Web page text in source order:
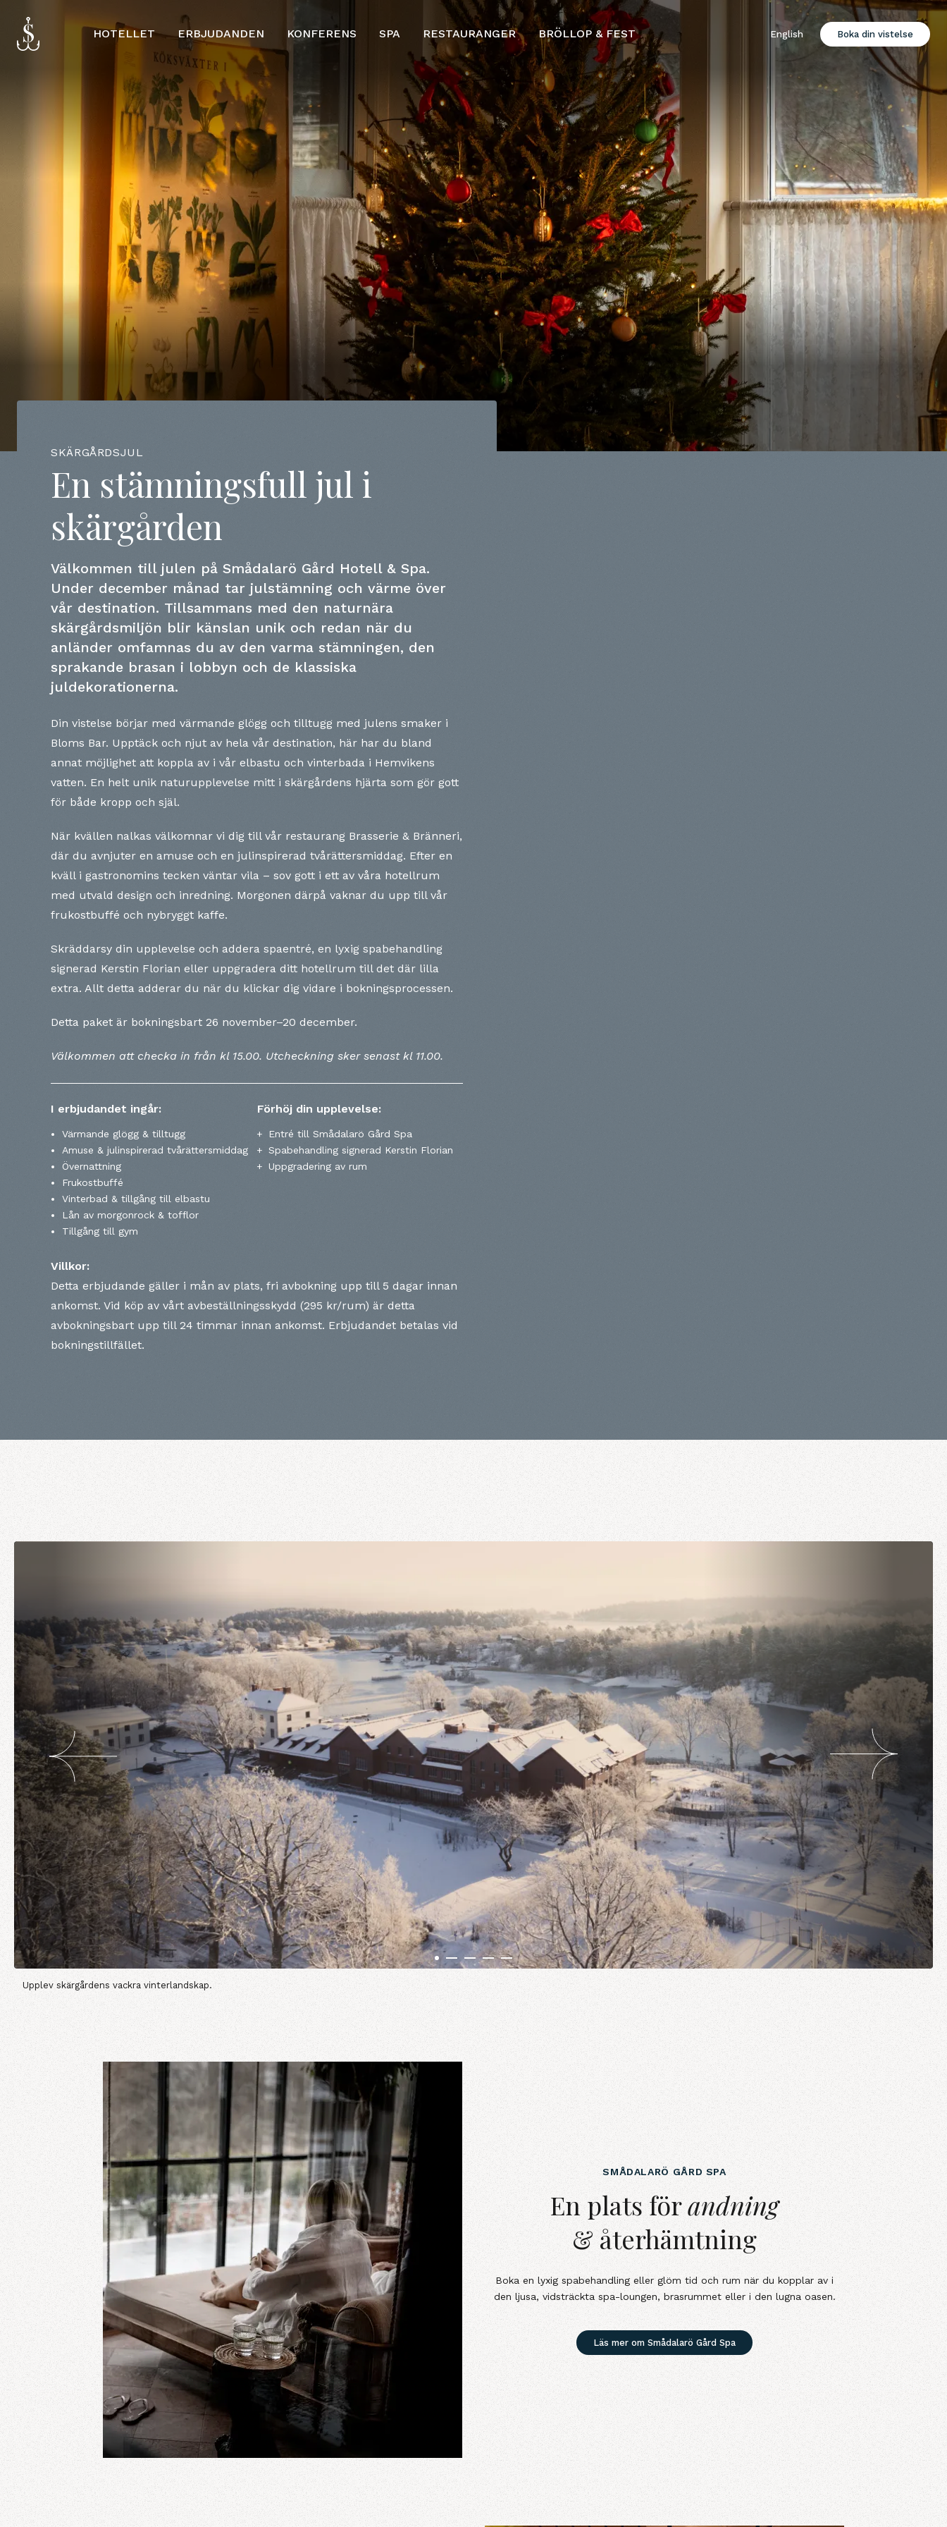
HOTELLET ERBJUDANDEN KONFERENS SPA RESTAURANGER BRÖLLOP & FEST English Boka din vistelse
SKÄRGÅRDSJUL
En stämningsfull jul i
skärgården
Välkommen till julen på Smådalarö Gård Hotell & Spa.
Under december månad tar julstämning och värme över
vår destination. Tillsammans med den naturnära
skärgårdsmiljön blir känslan unik och redan när du
anländer omfamnas du av den varma stämningen, den
sprakande brasan i lobbyn och de klassiska
juldekorationerna.
Din vistelse börjar med värmande glögg och tilltugg med julens smaker i
Bloms Bar. Upptäck och njut av hela vår destination, här har du bland
annat möjlighet att koppla av i vår elbastu och vinterbada i Hemvikens
vatten. En helt unik naturupplevelse mitt i skärgårdens hjärta som gör gott
för både kropp och själ.
När kvällen nalkas välkomnar vi dig till vår restaurang Brasserie & Bränneri,
där du avnjuter en amuse och en julinspirerad tvårättersmiddag. Efter en
kväll i gastronomins tecken väntar vila – sov gott i ett av våra hotellrum
med utvald design och inredning. Morgonen därpå vaknar du upp till vår
frukostbuffé och nybryggt kaffe.
Skräddarsy din upplevelse och addera spaentré, en lyxig spabehandling
signerad Kerstin Florian eller uppgradera ditt hotellrum till det där lilla
extra. Allt detta adderar du när du klickar dig vidare i bokningsprocessen.
Detta paket är bokningsbart 26 november–20 december.
Välkommen att checka in från kl 15.00. Utcheckning sker senast kl 11.00.
I erbjudandet ingår:
Värmande glögg & tilltugg
Amuse & julinspirerad tvårättersmiddag
Övernattning
Frukostbuffé
Vinterbad & tillgång till elbastu
Lån av morgonrock & tofflor
Tillgång till gym
Förhöj din upplevelse:
Entré till Smådalarö Gård Spa
Spabehandling signerad Kerstin Florian
Uppgradering av rum
Villkor:
Detta erbjudande gäller i mån av plats, fri avbokning upp till 5 dagar innan
ankomst. Vid köp av vårt avbeställningsskydd (295 kr/rum) är detta
avbokningsbart upp till 24 timmar innan ankomst. Erbjudandet betalas vid
bokningstillfället.
Upplev skärgårdens vackra vinterlandskap.
SMÅDALARÖ GÅRD SPA
En plats för andning&amp; återhämtning
En plats förandning
& återhämtning
Boka en lyxig spabehandling eller glöm tid och rum när du kopplar av i
den ljusa, vidsträckta spa-loungen, brasrummet eller i den lugna oasen.
Läs mer om Smådalarö Gård Spa